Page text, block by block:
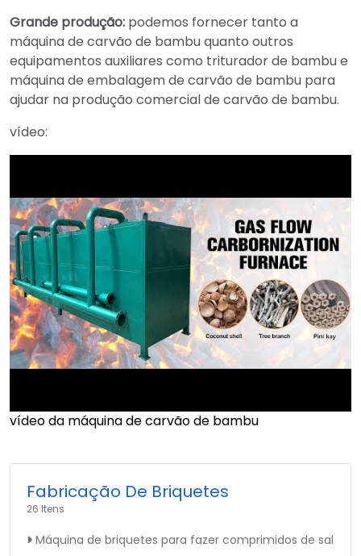
Grande produção: podemos fornecer tanto a
máquina de carvão de bambu quanto outros
equipamentos auxiliares como triturador de bambu e
máquina de embalagem de carvão de bambu para
ajudar na produção comercial de carvão de bambu.
vídeo:
vídeo da máquina de carvão de bambu
Fabricação De Briquetes
26 Itens
Máquina de briquetes para fazer comprimidos de sal